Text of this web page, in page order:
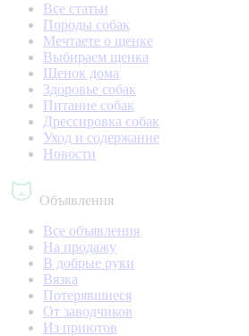
Все статьи
Породы собак
Мечтаете о щенке
Выбираем щенка
Щенок дома
Здоровье собак
Питание собак
Дрессировка собак
Уход и содержание
Новости
Объявления
Все объявления
На продажу
В добрые руки
Вязка
Потерявшиеся
От заводчиков
Из приютов